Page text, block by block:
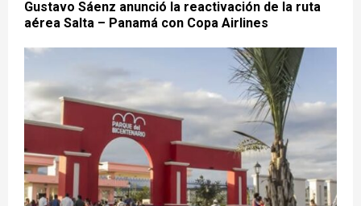
Gustavo Sáenz anunció la reactivación de la ruta
aérea Salta – Panamá con Copa Airlines